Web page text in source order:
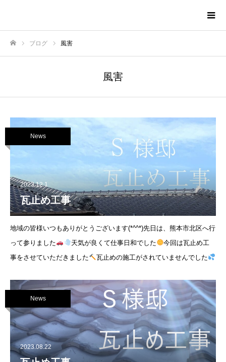
ブログ 風害
風害
News
2023.12.1
瓦止め工事
地域の皆様いつもありがとうございます(*^^*)先日は、熊本市北区へ行
って参りました
天気が良くて仕事日和でした
今回は瓦止め工
事をさせていただきました
瓦止めの施工がされていませんでした
News
2023.08.22